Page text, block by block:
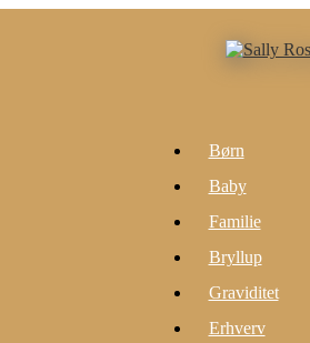
Børn
Baby
Familie
Bryllup
Graviditet
Erhverv